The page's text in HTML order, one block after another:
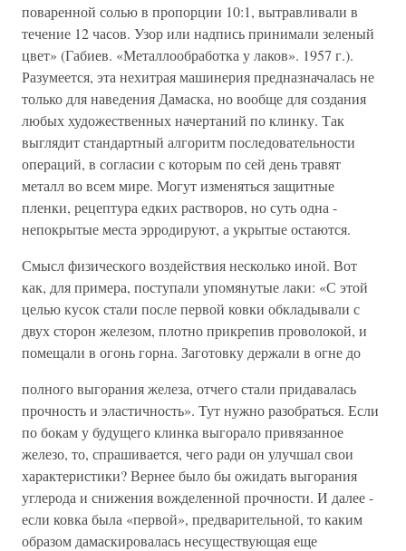
поваренной солью в пропорции 10:1, вытравливали в
течение 12 часов. Узор или надпись принимали зеленый
цвет» (Габиев. «Металлообработка у лаков». 1957 г.).
Разумеется, эта нехитрая машинерия предназначалась не
только для наведения Дамаска, но вообще для создания
любых художественных начертаний по клинку. Так
выглядит стандартный алгоритм последовательности
операций, в согласии с которым по сей день травят
металл во всем мире. Могут изменяться защитные
пленки, рецептура едких растворов, но суть одна -
непокрытые места эрродируют, а укрытые остаются.
Смысл физического воздействия несколько иной. Вот
как, для примера, поступали упомянутые лаки: «С этой
целью кусок стали после первой ковки обкладывали с
двух сторон железом, плотно прикрепив проволокой, и
помещали в огонь горна. Заготовку держали в огне до
полного выгорания железа, отчего стали придавалась
прочность и эластичность». Тут нужно разобраться. Если
по бокам у будущего клинка выгорало привязанное
железо, то, спрашивается, чего ради он улучшал свои
характеристики? Вернее было бы ожидать выгорания
углерода и снижения вожделенной прочности. И далее -
если ковка была «первой», предварительной, то каким
образом дамаскировалась несуществующая еще